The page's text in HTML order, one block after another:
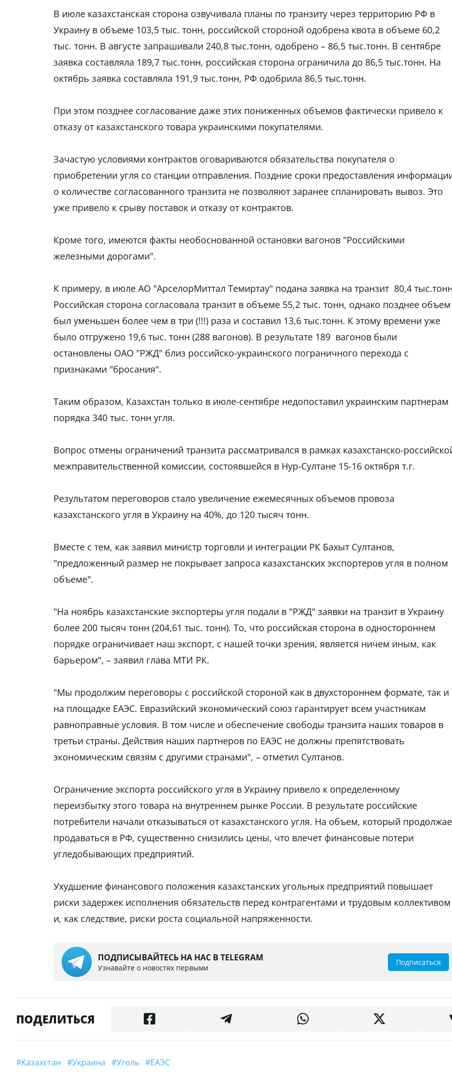
В июле казахстанская сторона озвучивала планы по транзиту через территорию РФ в
Украину в объеме 103,5 тыс. тонн, российской стороной одобрена квота в объеме 60,2
тыс. тонн. В августе запрашивали 240,8 тыс.тонн, одобрено – 86,5 тыс.тонн. В сентябре
заявка составляла 189,7 тыс.тонн, российская сторона ограничила до 86,5 тыс.тонн. На
октябрь заявка составляла 191,9 тыс.тонн, РФ одобрила 86,5 тыс.тонн.
При этом позднее согласование даже этих пониженных объемов фактически привело к
отказу от казахстанского товара украинскими покупателями.
Зачастую условиями контрактов оговариваются обязательства покупателя о
приобретении угля со станции отправления. Поздние сроки предоставления
о количестве согласованного транзита не позволяют заранее спланировать вывоз. Это
уже привело к срыву поставок и отказу от контрактов.
Кроме того, имеются факты необоснованной остановки вагонов "Российскими
железными дорогами".
К примеру, в июле АО "АрселорМиттал Темиртау" подана заявка на транзит 80,4
Российская сторона согласовала транзит в объеме 55,2 тыс. тонн, однако позднее объем
был уменьшен более чем в три (!!!) раза и составил 13,6 тыс.тонн. К этому времени уже
было отгружено 19,6 тыс. тонн (288 вагонов). В результате 189 вагонов были
остановлены ОАО "РЖД" близ российско-украинского пограничного перехода с
признаками "бросания".
Таким образом, Казахстан только в июле-сентябре недопоставил украинским партнерам
порядка 340 тыс. тонн угля.
Вопрос отмены ограничений транзита рассматривался в рамках казахстанско-
межправительственной комиссии, состоявшейся в Нур-Султане 15-16 октября т.г.
Результатом переговоров стало увеличение ежемесячных объемов провоза
казахстанского угля в Украину на 40%, до 120 тысяч тонн.
Вместе с тем, как заявил министр торговли и интеграции РК Бахыт Султанов,
"предложенный размер не покрывает запроса казахстанских экспортеров угля в полном
объеме".
"На ноябрь казахстанские экспортеры угля подали в "РЖД" заявки на транзит в Украину
более 200 тысяч тонн (204,61 тыс. тонн). То, что российская сторона в одностороннем
порядке ограничивает наш экспорт, с нашей точки зрения, является ничем иным, как
барьером", – заявил глава МТИ РК.
"Мы продолжим переговоры с российской стороной как в двухстороннем формате, так и
на площадке ЕАЭС. Евразийский экономический союз гарантирует всем участникам
равноправные условия. В том числе и обеспечение свободы транзита наших товаров в
третьи страны. Действия наших партнеров по ЕАЭС не должны препятствовать
экономическим связям с другими странами", – отметил Султанов.
Ограничение экспорта российского угля в Украину привело к определенному
переизбытку этого товара на внутреннем рынке России. В результате российские
потребители начали отказываться от казахстанского угля. На объем, который
продаваться в РФ, существенно снизились цены, что влечет финансовые потери
угледобывающих предприятий.
Ухудшение финансового положения казахстанских угольных предприятий повышает
риски задержек исполнения обязательств перед контрагентами и трудовым коллективом
и, как следствие, риски роста социальной напряженности.
ПОДПИСЫВАЙТЕСЬ НА НАС В TELEGRAM
Узнавайте о новостях первыми
Подписаться
ПОДЕЛИТЬСЯ
#Казахстан #Украина #Уголь #ЕАЭС